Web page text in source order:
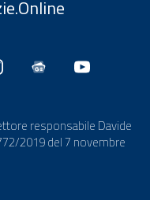
responsabile Davide
2019 del 7 novembre